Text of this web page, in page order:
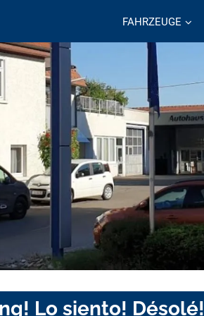
FAHRZEUGE
Lo siento! Désolé!